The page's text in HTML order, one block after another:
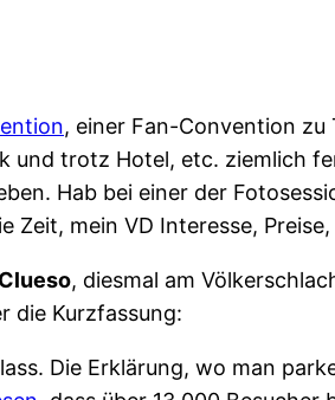
, einer Fan-Convention zu
trotz Hotel, etc. ziemlich
Hab bei einer der
Zeit, mein VD Interesse,
Clueso, diesmal am
die Kurzfassung:
Die Erklärung, wo man